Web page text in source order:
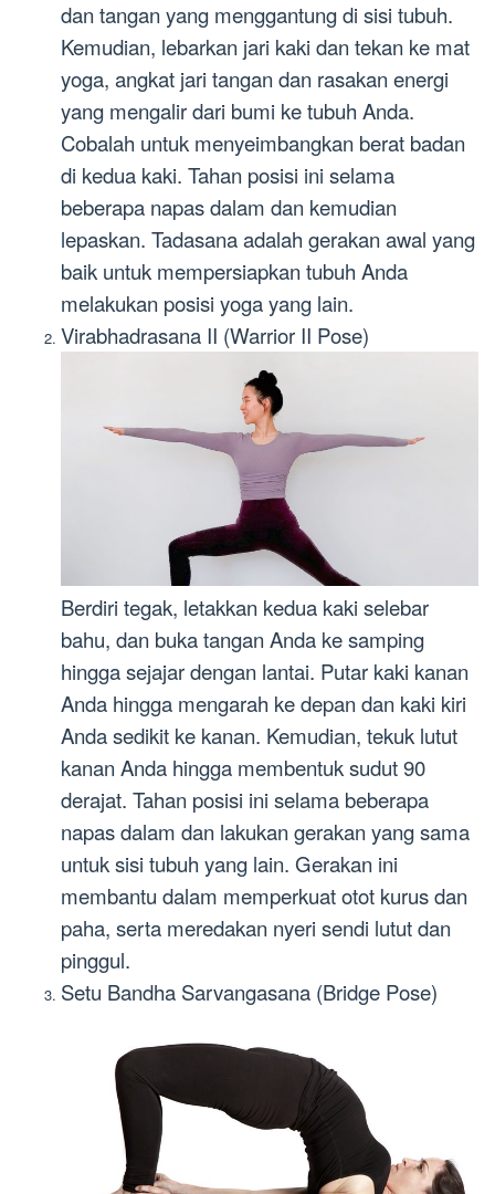
dan tangan yang menggantung di sisi tubuh.
Kemudian, lebarkan jari kaki dan tekan ke mat
yoga, angkat jari tangan dan rasakan energi
yang mengalir dari bumi ke tubuh Anda.
Cobalah untuk menyeimbangkan berat badan
di kedua kaki. Tahan posisi ini selama
beberapa napas dalam dan kemudian
lepaskan. Tadasana adalah gerakan awal yang
baik untuk mempersiapkan tubuh Anda
melakukan posisi yoga yang lain.
Virabhadrasana II (Warrior II Pose)
Berdiri tegak, letakkan kedua kaki selebar
bahu, dan buka tangan Anda ke samping
hingga sejajar dengan lantai. Putar kaki kanan
Anda hingga mengarah ke depan dan kaki kiri
Anda sedikit ke kanan. Kemudian, tekuk lutut
kanan Anda hingga membentuk sudut 90
derajat. Tahan posisi ini selama beberapa
napas dalam dan lakukan gerakan yang sama
untuk sisi tubuh yang lain. Gerakan ini
membantu dalam memperkuat otot kurus dan
paha, serta meredakan nyeri sendi lutut dan
pinggul.
Setu Bandha Sarvangasana (Bridge Pose)